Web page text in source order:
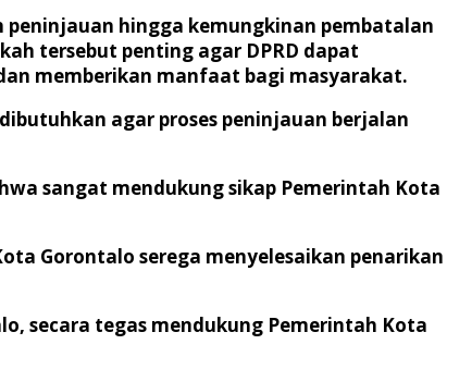
hingga kemungkinan pembatalan
tersebut penting agar DPRD dapat
memberikan manfaat bagi masyarakat.
agar proses peninjauan berjalan
sangat mendukung sikap Pemerintah Kota
Gorontalo serega menyelesaikan penarikan
secara tegas mendukung Pemerintah Kota